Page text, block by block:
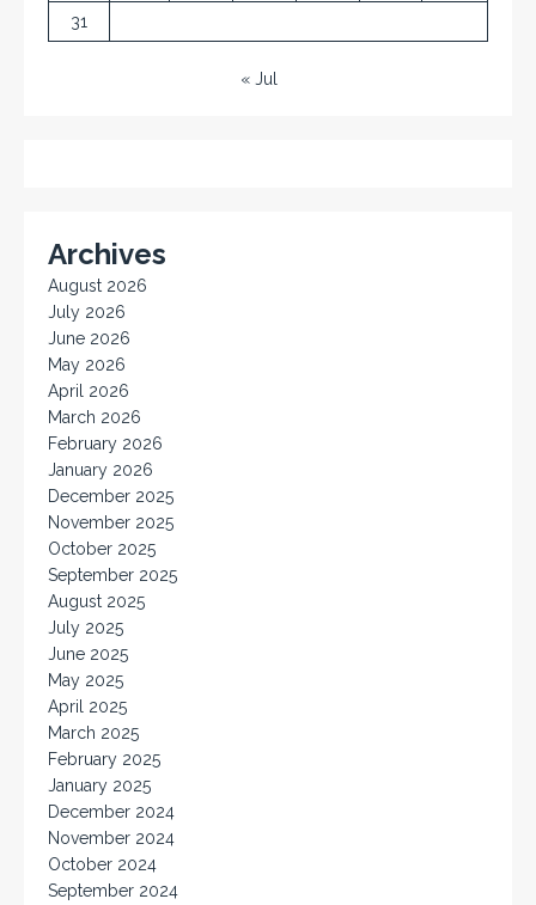
31
« Jul
Archives
August 2026
July 2026
June 2026
May 2026
April 2026
March 2026
February 2026
January 2026
December 2025
November 2025
October 2025
September 2025
August 2025
July 2025
June 2025
May 2025
April 2025
March 2025
February 2025
January 2025
December 2024
November 2024
October 2024
September 2024